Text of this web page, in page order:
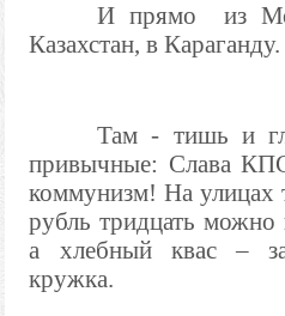
И прямо из
Казахстан, в Караганду.
Там - тишь и
привычные: Слава
коммунизм! На улицах
рубль тридцать
а хлебный квас –
кружка.